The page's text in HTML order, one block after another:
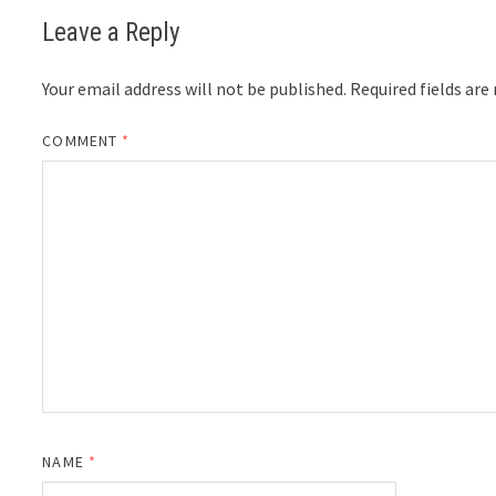
Leave a Reply
Your email address will not be published. Required fields are
COMMENT *
NAME *